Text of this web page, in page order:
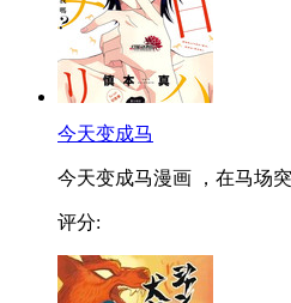
今天变成马
今天变成马漫画 ，在马场
评分: